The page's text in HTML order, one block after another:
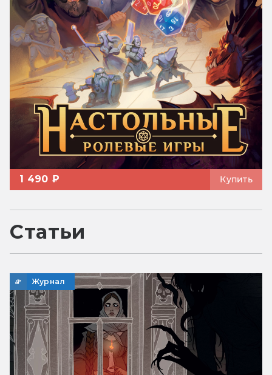
1 490 ₽ Купить
Статьи
Журнал